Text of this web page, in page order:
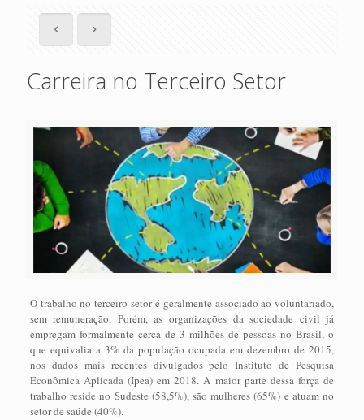
Carreira no Terceiro Setor
O trabalho no terceiro setor é geralmente associado ao voluntariado,
sem remuneração. Porém, as organizações da sociedade civil já
empregam formalmente cerca de 3 milhões de pessoas no Brasil, o
que equivalia a 3% da população ocupada em dezembro de 2015,
nos dados mais recentes divulgados pelo Instituto de Pesquisa
Econômica Aplicada (Ipea) em 2018. A maior parte dessa força de
trabalho reside no Sudeste (58,5%), são mulheres (65%) e atuam no
setor de saúde (40%).